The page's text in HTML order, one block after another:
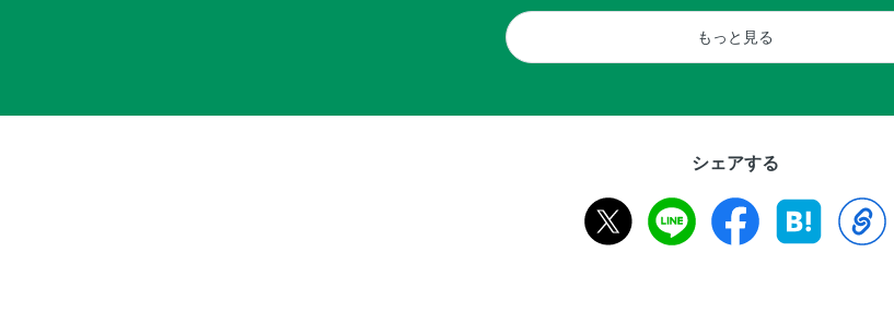
もっと見る
シェアする